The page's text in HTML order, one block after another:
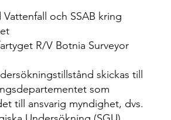
och SSAB kring
R/V Botnia Surveyor
skickas till
som
till ansvarig myndighet, dvs.